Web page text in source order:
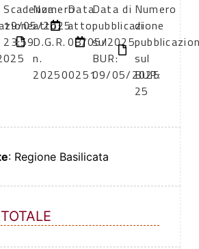
Scadenza:
19/05/2025
23:59
Numero
atto:
D.G.R.
n.
202500251
Data
atto:
08/05/2025
Data di
pubblicazione
sul
BUR:
09/05/2025
Numero
di
sul
BUR:
25
: Regione Basilicata